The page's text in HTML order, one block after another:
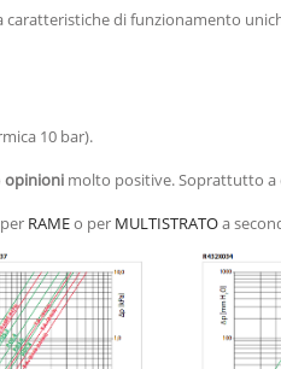
di funzionamento
10 bar).
opinioni molto positive. Soprattutto a
RAMEo per MULTISTRATOa